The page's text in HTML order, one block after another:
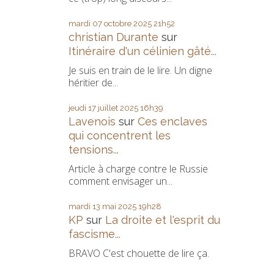
mardi 07 octobre 2025 21h52
christian Durante sur
Itinéraire d'un célinien gâté...
Je suis en train de le lire. Un digne
héritier de...
jeudi 17 juillet 2025 16h39
Lavenois sur Ces enclaves
qui concentrent les
tensions...
Article à charge contre le Russie
comment envisager un...
mardi 13 mai 2025 19h28
KP sur La droite et l'esprit du
fascisme...
BRAVO C'est chouette de lire ça.